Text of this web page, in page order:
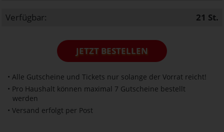
Verfügbar: 21 St.
JETZT BESTELLEN
• Alle Gutscheine und Tickets nur solange der Vorrat reicht!
• Pro Haushalt können maximal 7 Gutscheine bestellt
werden
• Versand erfolgt per Post